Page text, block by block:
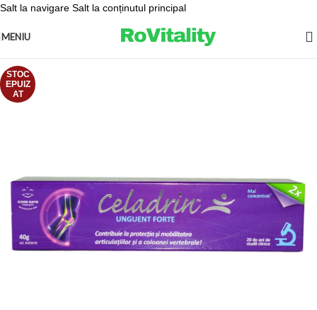
Salt la navigare Salt la conținutul principal
MENIU
STOC
EPUIZ
AT